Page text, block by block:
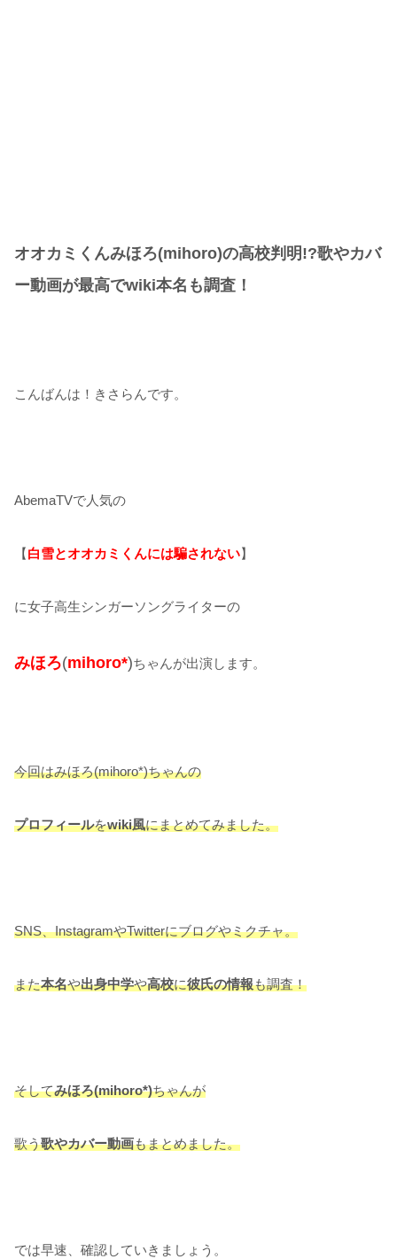
オオカミくんみほろ(mihoro)の高校判明!?歌やカバ
ー動画が最高でwiki本名も調査！
こんばんは！きさらんです。
AbemaTVで人気の
【白雪とオオカミくんには騙されない】
に女子高生シンガーソングライターの
みほろ(mihoro*)ちゃんが出演します。
今回はみほろ(mihoro*)ちゃんの
プロフィールをwiki風にまとめてみました。
SNS、InstagramやTwitterにブログやミクチャ。
また本名や出身中学や高校に彼氏の情報も調査！
そしてみほろ(mihoro*)ちゃんが
歌う歌やカバー動画もまとめました。
では早速、確認していきましょう。